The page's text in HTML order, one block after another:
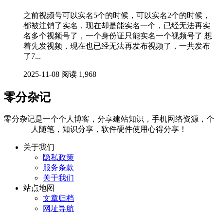
之前视频号可以实名5个的时候，可以实名2个的时候，
都被注销了实名，现在却是能实名一个，已经无法再实
名多个视频号了，一个身份证只能实名一个视频号了 想
着先发视频，现在也已经无法再发布视频了，一共发布
了7...
2025-11-08 阅读 1,968
零分杂记
零分杂记是一个个人博客，分享建站知识，手机网络资源，个
人随笔，知识分享，软件硬件使用心得分享！
关于我们
隐私政策
服务条款
关于我们
站点地图
文章归档
网址导航